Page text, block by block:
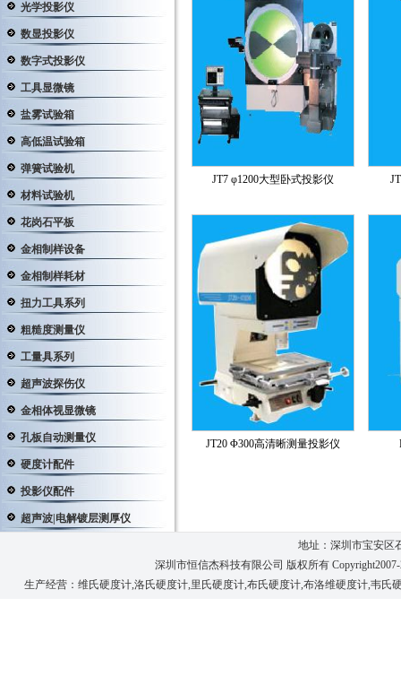
光学投影仪
数显投影仪
数字式投影仪
工具显微镜
盐雾试验箱
高低温试验箱
弹簧试验机
材料试验机
花岗石平板
金相制样设备
金相制样耗材
扭力工具系列
粗糙度测量仪
工量具系列
超声波探伤仪
金相体视显微镜
孔板自动测量仪
硬度计配件
投影仪配件
超声波|电解镀层测厚仪
JT7 φ1200大型卧式投影仪
JT20 Φ300高清晰测量投影仪
地址：深圳市宝安区
深圳市恒信杰科技有限公司 版权所有 Copyright2007-
生产经营： 维氏硬度计,洛氏硬度计,里氏硬度计,布氏硬度计,布洛维硬度计,韦氏